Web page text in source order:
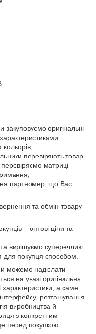
закуповуємо оригінальні
кольорів;
перевіряють товар
матриці
партномер, що Вас
та обмін товару
– оптові ціни та
вирішуємо суперечливі
покупця способом.
можемо надіслати
на увазі оригінальна
характеристики, а саме:
інтерфейсу, розташування
виробництва й
з конкретним
перед покупкою.